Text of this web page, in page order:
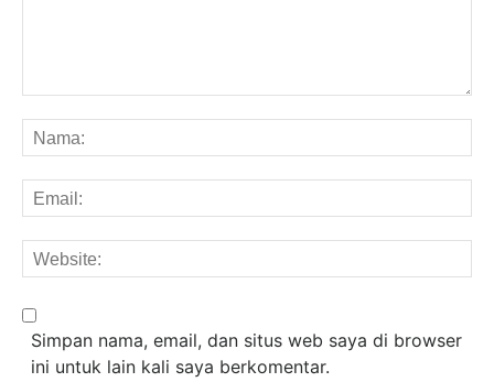
Simpan nama, email, dan situs web saya di browser
ini untuk lain kali saya berkomentar.